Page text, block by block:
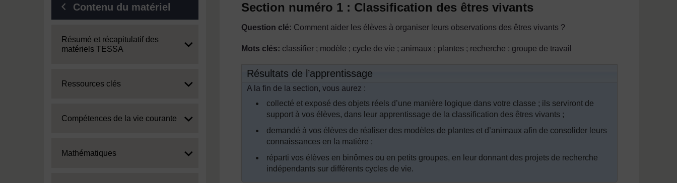
Contenu du matériel
Expand
Résumé et récapitulatif des
matériels TESSA
Expand
Ressources clés
Expand
Compétences de la vie courante
Expand
Mathématiques
Section numéro 1 : Classification des êtres vivants
Question clé: Comment aider les élèves à organiser leurs observations des êtres vivants ?
Mots clés: classifier ; modèle ; cycle de vie ; animaux ; plantes ; recherche ; groupe de travail
Résultats de l’apprentissage
A la fin de la section, vous aurez :
collecté et exposé des objets réels d’une manière logique dans votre classe ; ils serviront de
support à vos élèves, dans leur apprentissage de la classification des êtres vivants ;
demandé à vos élèves de réaliser des modèles de plantes et d’animaux afin de consolider leurs
connaissances en la matière ;
réparti vos élèves en binômes ou en petits groupes, en leur donnant des projets de recherche
indépendants sur différents cycles de vie.